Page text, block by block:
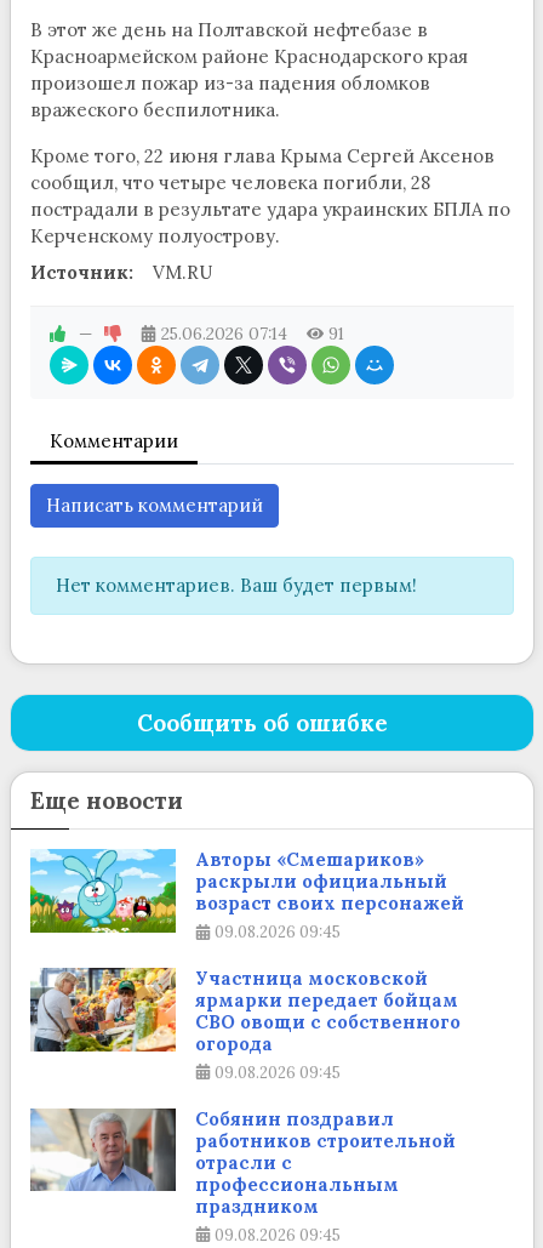
В этот же день на Полтавской нефтебазе в
Красноармейском районе Краснодарского края
произошел пожар из-за падения обломков
вражеского беспилотника.
Кроме того, 22 июня глава Крыма Сергей Аксенов
сообщил, что четыре человека погибли, 28
пострадали в результате удара украинских БПЛА по
Керченскому полуострову.
Источник:
VM.RU
— 25.06.2026 07:14 91
Комментарии
Написать комментарий
Нет комментариев. Ваш будет первым!
Сообщить об ошибке
Еще новости
Авторы «Смешариков»
раскрыли официальный
возраст своих персонажей
09.08.2026 09:45
Участница московской
ярмарки передает бойцам
СВО овощи с собственного
огорода
09.08.2026 09:45
Собянин поздравил
работников строительной
отрасли с
профессиональным
праздником
09.08.2026 09:45